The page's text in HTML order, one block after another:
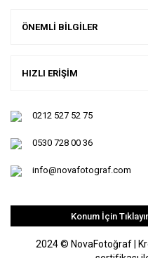
ÖNEMLİ BİLGİLER
HIZLI ERİŞİM
0212 527 52 75
0530 728 00 36
info@novafotograf.com
Konum İçin
2024 © NovaFotoğraf |